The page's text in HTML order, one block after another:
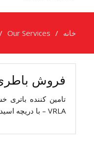
خانه Our Services
فروش
تامین کننده
VRLA – با دریچه اسید سرب